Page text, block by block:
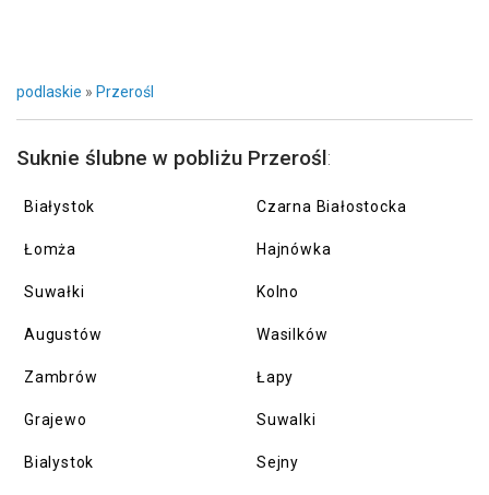
podlaskie » Przerośl
Suknie ślubne w pobliżu Przerośl:
Białystok
Łomża
Suwałki
Augustów
Zambrów
Grajewo
Bialystok
Czarna Białostocka
Hajnówka
Kolno
Wasilków
Łapy
Suwalki
Sejny